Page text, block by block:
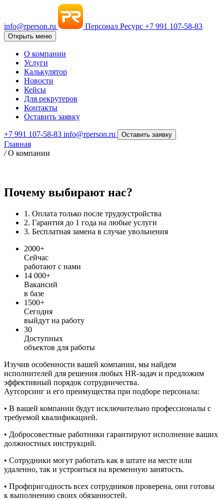
info@rperson.ru Персонал Ресурс +7 991 107-58-83
Открыть меню
О компании
Услуги
Калькулятор
Новости
Кейсы
Для рекрутеров
Контакты
Оставить заявку
+7 991 107-58-83 info@rperson.ru Оставить заявку
Главная
/ О компании
Почему выбирают нас?
1. Оплата только после трудоустройства
2. Гарантия до 1 года на любые услуги
3. Бесплатная замена в случае увольнения
2000+
Сейчас
работают с нами
14 000+
Вакансий
в базе
1500+
Сегодня
выйдут на работу
30
Доступных
объектов для работы
Изучив особенности вашей компании, мы найдем
исполнителей для решения любых HR-задач и предложим
эффективный порядок сотрудничества.
Аутсорсинг и его преимущества при подборе персонала:
• В вашей компании будут исключительно профессионалы с
требуемой квалификацией.
• Добросовестные работники гарантируют исполнение ваших
должностных инструкций.
• Сотрудники могут работать как в штате на месте или
удаленно, так и устроиться на временную занятость.
• Профпригодность всех сотрудников проверена, они готовы
к выполнению своих обязанностей.